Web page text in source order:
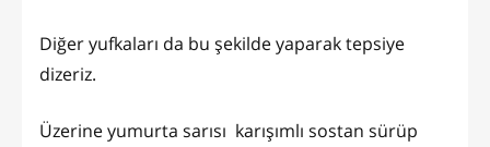
Diğer yufkaları da bu şekilde yaparak tepsiye
dizeriz.
Üzerine yumurta sarısı karışımlı sostan sürüp